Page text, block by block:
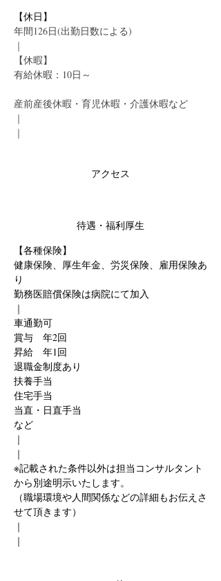
【休日】
年間126日(出勤日数による)
｜
【休暇】
有給休暇：10日～
産前産後休暇・育児休暇・介護休暇など
｜
｜
アクセス
待遇・福利厚生
【各種保険】
健康保険、厚生年金、労災保険、雇用保険あ
り
勤務医賠償保険は病院にて加入
｜
車通勤可
賞与　年2回
昇給　年1回
退職金制度あり
扶養手当
住宅手当
当直・日直手当
など
｜
｜
※記載された条件以外は担当コンサルタント
から別途明示いたします。
（職場環境や人間関係などの詳細もお伝えさ
せて頂きます）
｜
｜